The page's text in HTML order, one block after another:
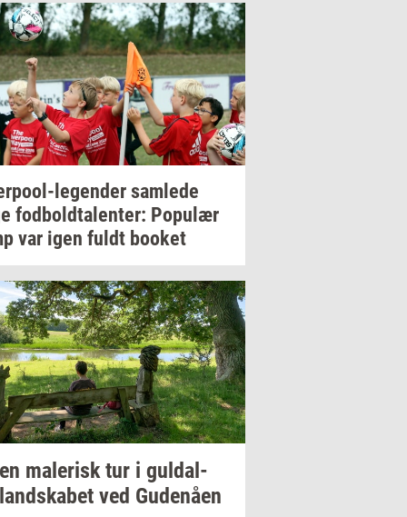
​legendersam­le­de
fod­bold­ta­len­ter: Po­pu­lær
var igen fuldt boo­k­et
ma­le­risktur i gul­dal­
ved Gu­denå­en